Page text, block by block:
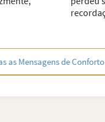
as Mensagens de